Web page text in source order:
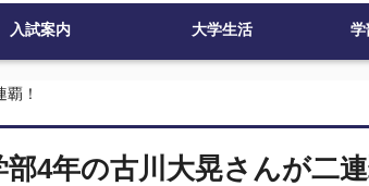
入試案内 大学生活 学
！
4年の古川大晃さんが二連